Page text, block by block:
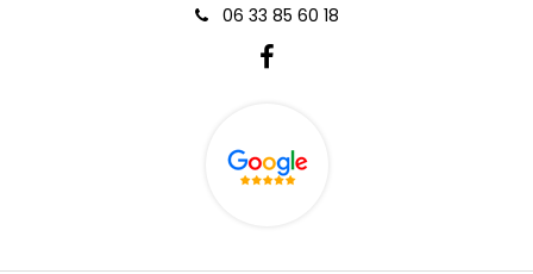
06 33 85 60 18